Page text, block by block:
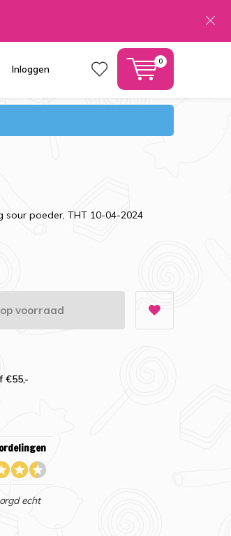
Inloggen
0
sour poeder, THT 10-04-2024
voorraad
€55,-
echt